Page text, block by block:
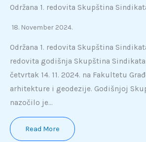
Održana 1. redovita Skupština
18. November 2024.
Održana 1. redovita Skupština
redovita godišnja Skupština Sindikata
četvrtak 14. 11. 2024. na Fakultetu
arhitekture i geodezije. Godišnjoj
nazočilo je…
Read More